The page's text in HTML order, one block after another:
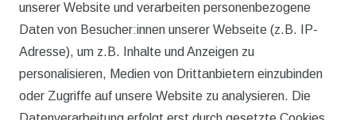
unserer Website und verarbeiten personenbezogene
Daten von Besucher:innen unserer Webseite (z.B. IP-
Adresse), um z.B. Inhalte und Anzeigen zu
personalisieren, Medien von Drittanbietern einzubinden
oder Zugriffe auf unsere Website zu analysieren. Die